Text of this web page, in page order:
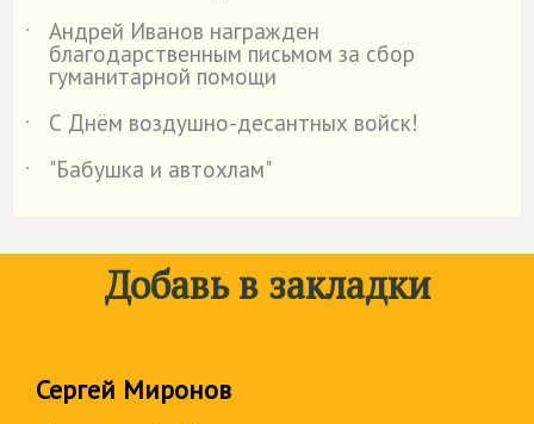
˙
Андрей Иванов награжден
благодарственным письмом за сбор
гуманитарной помощи
˙
С Днём воздушно-десантных войск!
˙
"Бабушка и автохлам"
Добавь в закладки
Сергей Миронов